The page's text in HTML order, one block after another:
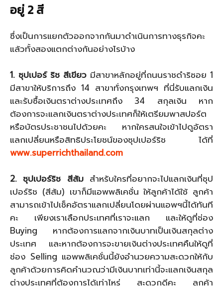
อยู่ 2 สี
ซึ่งเป็นการแยกตัวออกจากกันมาดำเนินการทางธุรกิจคะ
แล้วทั้งสองแตกต่างกันอย่างไรบ้าง
1. ซุปเปอร์ ริช สีเขียว มีสาขาหลักอยู่ที่ถนนราชดำริซอย 1
มีสาขาให้บริการถึง 14 สาขาทั่งกรุงเทพฯ ที่นี่รับแลกเงิน
และรับซื้อเงินตราต่างประเทศถึง 34 สกุลเงิน หาก
ต้องการจะแลกเงินตราต่างประเทศก็ให้เตรียมพาสปอร์ต
หรือบัตรประชาชนไปด้วยคะ หากใครสนใจเข้าไปดูอัตรา
แลกเปลี่ยนหรือสิทธิประโยชน์ของซุปเปอร์ริช ได้ที่
www.superrichthailand.com
2. ซุปเปอร์ริช สีส้มสำหรับใครที่อยากจะไปแลกเงินที่ซุป
เปอร์ริช (สีส้ม) เขาก็มีแอพพลิเคชั่น ให้ลูกค้าได้ใช้ ลูกค้า
สามารถเข้าไปเช็คอัตราแลกเปลี่ยนโดยผ่านแอพฯนี้ได้ทันที
คะ เพียงเราเลือกประเทศที่เราจะแลก และให้ดูที่ช่อง
Buying หากต้องการแลกจากเงินบาทเป็นเงินสกุลต่าง
ประเทศ และหากต้องการจะขายเงินต่างประเทศคืนให้ดูที่
ช่อง Selling แอพพลิเคชั่นนี้ยังอำนวยความสะดวกให้กับ
ลูกค้าด้วยการคิดคำนวณว่ามีเงินบาทเท่านี้จะแลกเงินสกุล
ต่างประเทศที่ต้องการได้เท่าไหร่ สะดวกดีคะ ลูกค้า